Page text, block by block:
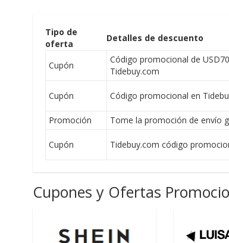
Tipo de
oferta
Detalles de descuento
Cupón
Código promocional de
Tidebuy.com
Cupón Código promocional en
Promoción
Tome la promoción de envío
Cupón Tidebuy.com código
Cupones y Ofertas